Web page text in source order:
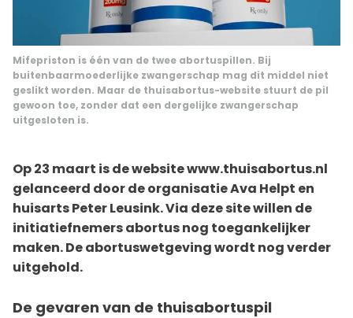
Mifepriston is één van de twee abortuspillen. Bij
buitenbaarmoederlijke zwangerschap mag dit middel niet
geslikt worden. Maar de thuisabortus-website stuurt de pil
gewoon toe, zonder dat een dergelijke zwangerschap
uitgesloten is.
Op 23 maart is de website www.thuisabortus.nl
gelanceerd door de organisatie Ava Helpt en
huisarts Peter Leusink. Via deze site willen de
initiatiefnemers abortus nog toegankelijker
maken. De abortuswetgeving wordt nog verder
uitgehold.
De gevaren van de thuisabortuspil